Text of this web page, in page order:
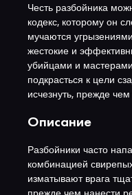
Честь разбойника
кодекс, которому он
мучаются
жестокие и
убийцами и
подкрасться к цели
исчезнуть, прежде
Описание
Разбойники часто
комбинацией
изматывают врага